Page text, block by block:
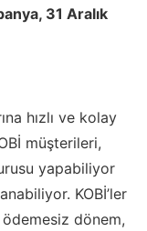
31 Aralık
hızlı ve kolay
müşterileri,
yapabiliyor
KOBİ’ler
dönem,